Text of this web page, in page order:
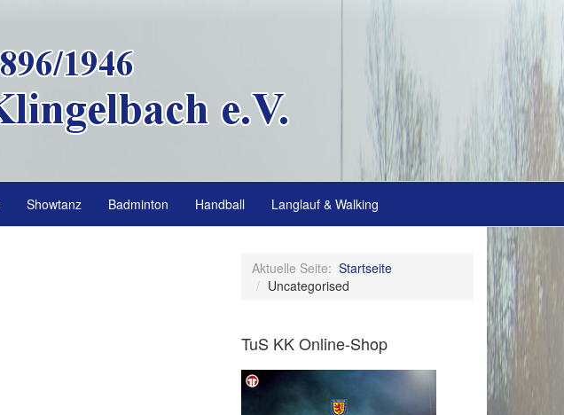
Showtanz Badminton Handball Langlauf & Walking
Aktuelle Seite: Startseite
Uncategorised
TuS KK Online-Shop